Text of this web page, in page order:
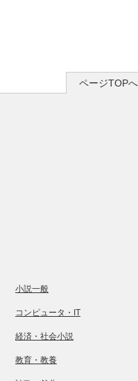
小説一般
コンピュータ・IT
経済・社会小説
教育・教養
ページTOP